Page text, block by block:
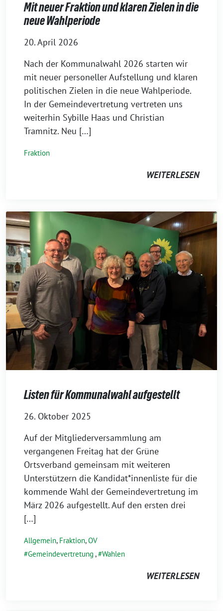
Mit neuer Fraktion und klaren Zielen in die
neue Wahlperiode
20. April 2026
Nach der Kommunalwahl 2026 starten wir
mit neuer personeller Aufstellung und klaren
politischen Zielen in die neue Wahlperiode.
In der Gemeindevertretung vertreten uns
weiterhin Sybille Haas und Christian
Tramnitz. Neu […]
Fraktion
WEITERLESEN
Listen für Kommunalwahl aufgestellt
26. Oktober 2025
Auf der Mitgliederversammlung am
vergangenen Freitag hat der Grüne
Ortsverband gemeinsam mit weiteren
Unterstützern die Kandidat*innenliste für die
kommende Wahl der Gemeindevertretung im
März 2026 aufgestellt. Auf den ersten drei
[…]
Allgemein, Fraktion,OV
Gemeindevertretung , Wahlen
WEITERLESEN